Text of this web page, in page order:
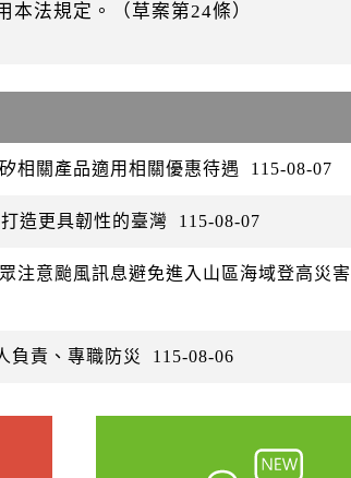
法規定。（草案第24條）
相關產品適用相關優惠待遇 115-08-07
造更具韌性的臺灣 115-08-07
注意颱風訊息避免進入山區海域登高災害
負責、專職防災 115-08-06